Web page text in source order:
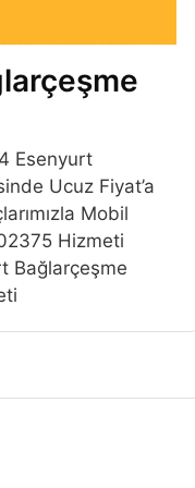
Esenyurt
Ucuz Fiyat’a
Mobil
Hizmeti
Bağlarçeşme